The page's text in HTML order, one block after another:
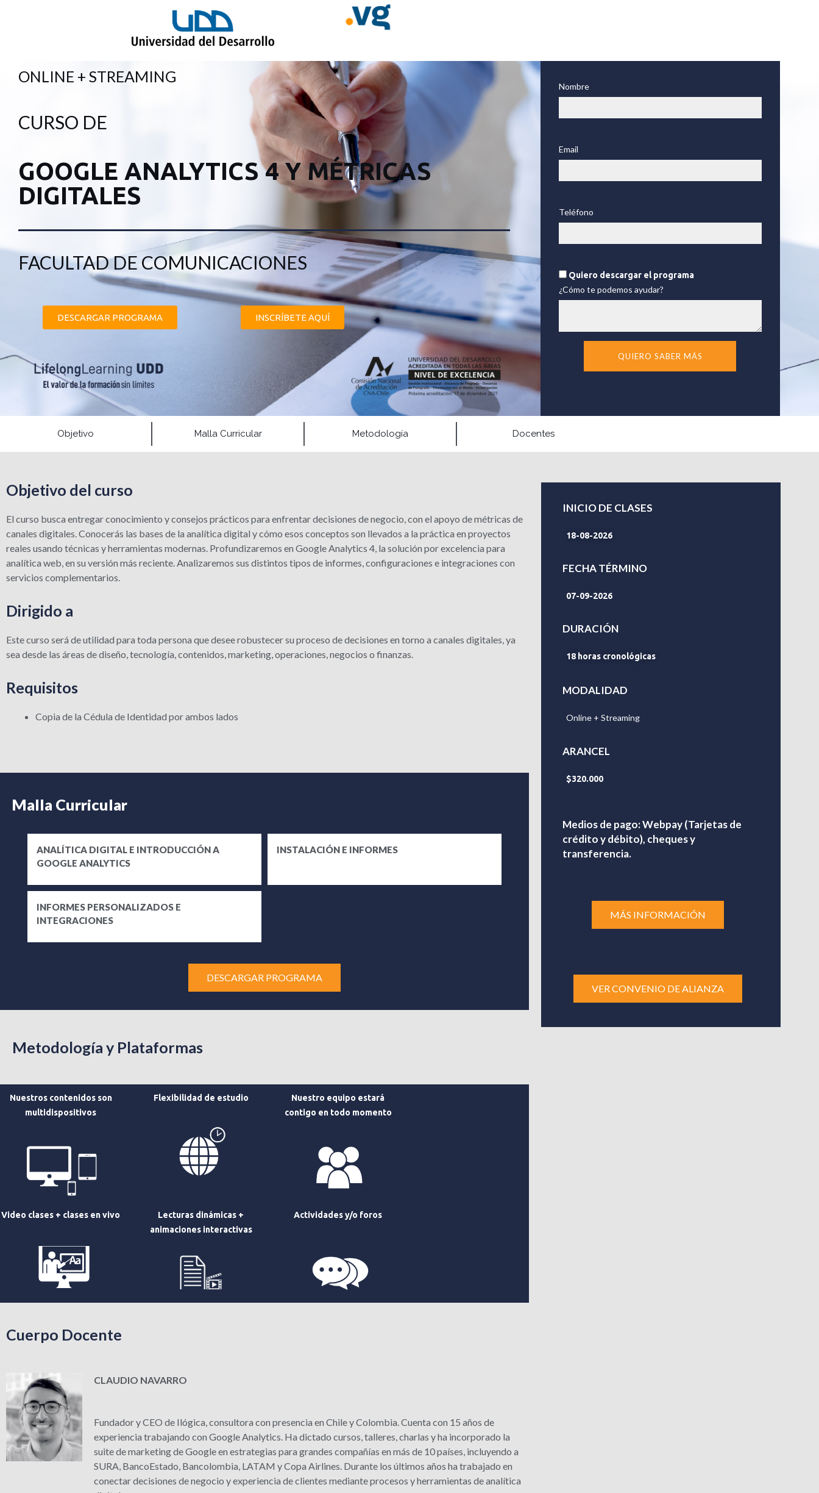
ONLINE + STREAMING
CURSO DE
GOOGLE ANALYTICS 4 Y MÉTRICAS
DIGITALES
FACULTAD DE COMUNICACIONES
DESCARGAR PROGRAMA INSCRÍBETE AQUÍ
Nombre
Email
Teléfono
Quiero descargar el programa
¿Cómo te podemos ayudar?
QUIERO SABER MÁS
Objetivo Malla Curricular Metodología Docentes
Objetivo del curso
El curso busca entregar conocimiento y consejos prácticos para enfrentar decisiones de negocio, con el apoyo de métricas de
canales digitales. Conocerás las bases de la analítica digital y cómo esos conceptos son llevados a la práctica en proyectos
reales usando técnicas y herramientas modernas. Profundizaremos en Google Analytics 4, la solución por excelencia para
analítica web, en su versión más reciente. Analizaremos sus distintos tipos de informes, configuraciones e integraciones con
servicios complementarios.
Dirigido a
Este curso será de utilidad para toda persona que desee robustecer su proceso de decisiones en torno a canales digitales, ya
sea desde las áreas de diseño, tecnología, contenidos, marketing, operaciones, negocios o finanzas.
Requisitos
Copia de la Cédula de Identidad por ambos lados
Malla Curricular
ANALÍTICA DIGITAL E INTRODUCCIÓN A
GOOGLE ANALYTICS
INSTALACIÓN E INFORMES
INFORMES PERSONALIZADOS E
INTEGRACIONES
DESCARGAR PROGRAMA
Metodología y Plataformas
Nuestros contenidos son
multidispositivos
Flexibilidad de estudio
Nuestro equipo estará
contigo en todo momento
Video clases + clases en vivo
Lecturas dinámicas +
animaciones interactivas
Actividades y/o foros
Cuerpo Docente
CLAUDIO NAVARRO
Fundador y CEO de Ilógica, consultora con presencia en Chile y Colombia. Cuenta con 15 años de
experiencia trabajando con Google Analytics. Ha dictado cursos, talleres, charlas y ha incorporado la
suite de marketing de Google en estrategias para grandes compañías en más de 10 países, incluyendo a
SURA, BancoEstado, Bancolombia, LATAM y Copa Airlines. Durante los últimos años ha trabajado en
conectar decisiones de negocio y experiencia de clientes mediante procesos y herramientas de analítica
INICIO DE CLASES
18-08-2026
FECHA TÉRMINO
07-09-2026
DURACIÓN
18 horas cronológicas
MODALIDAD
Online + Streaming
ARANCEL
$320.000
Medios de pago: Webpay (Tarjetas de
crédito y débito), cheques y
transferencia.
MÁS INFORMACIÓN
VER CONVENIO DE ALIANZA